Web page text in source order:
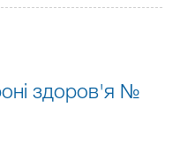
здоров'я №